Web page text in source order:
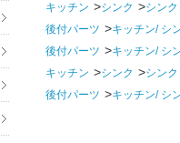
キッチン
シンク シン
後付パーツ
キッチン/ シ
後付パーツ
キッチン/ シ
キッチン
シンク シン
後付パーツ
キッチン/ シ